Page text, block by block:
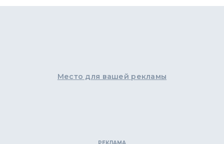
Место для вашей рекламы